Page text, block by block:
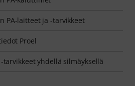
PA-laitteet ja -tarvikkeet
Proel
tarvikkeet yhdellä silmäyksellä